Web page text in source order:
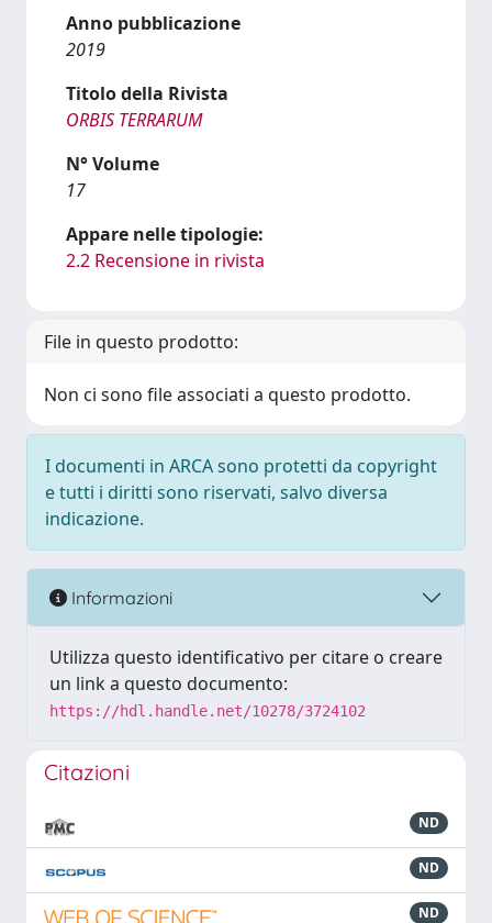
Anno pubblicazione
2019
Titolo della Rivista
ORBIS TERRARUM
N° Volume
17
Appare nelle tipologie:
2.2 Recensione in rivista
File in questo prodotto:
Non ci sono file associati a questo prodotto.
I documenti in ARCA sono protetti da copyright
e tutti i diritti sono riservati, salvo diversa
indicazione.
Informazioni
Utilizza questo identificativo per citare o creare
un link a questo documento:
https://hdl.handle.net/10278/3724102
Citazioni
ND
ND
ND